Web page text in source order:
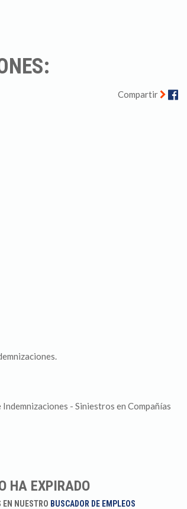
Compartir
- Siniestros en Compañías
HA EXPIRADO
EN NUESTRO BUSCADOR DE EMPLEOS